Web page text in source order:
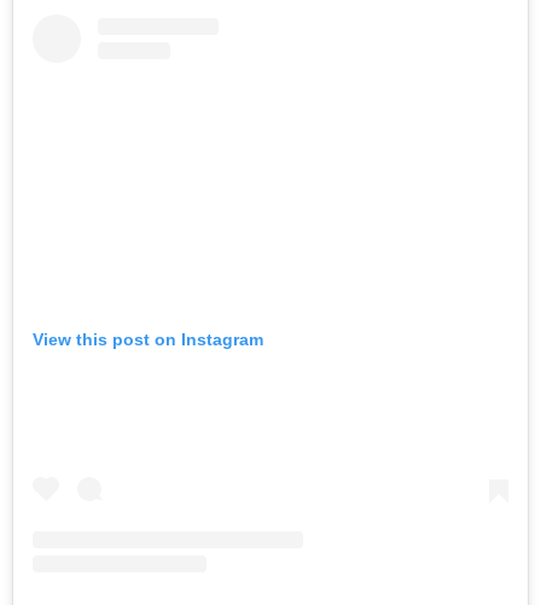
View this post on Instagram